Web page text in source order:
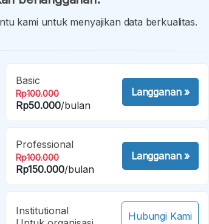
kami untuk menyajikan data berkualitas.
Basic
Rp100.000
Rp50.000/bulan
Langganan»
Professional
Rp100.000
Rp150.000/bulan
Langganan»
Institutional
Hubungi Kami